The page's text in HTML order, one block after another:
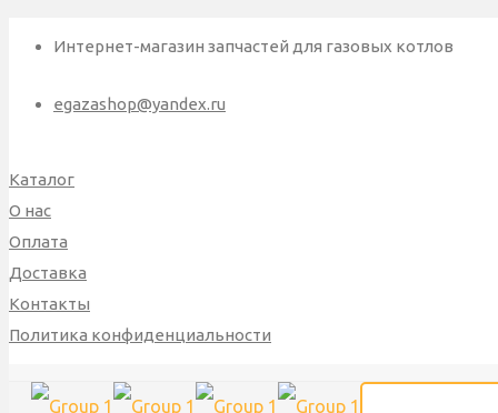
Интернет-магазин запчастей для газовых котлов
egazashop@yandex.ru
Каталог
О нас
Оплата
Доставка
Контакты
Политика конфиденциальности